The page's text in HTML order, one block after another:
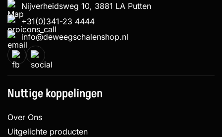
Nijverheidsweg 10, 3881 LA Putten
+31(0)341-23 4444
info@deweegschalenshop.nl
Nuttige koppelingen
Over Ons
Uitgelichte producten